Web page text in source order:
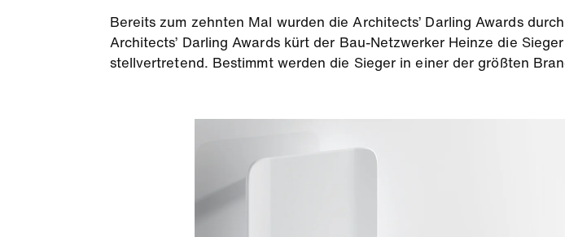
Bereits zum zehnten Mal wurden die Architects’ Darling Awards
Architects’ Darling Awards kürt der Bau-Netzwerker Heinze die
stellvertretend. Bestimmt werden die Sieger in einer der größten